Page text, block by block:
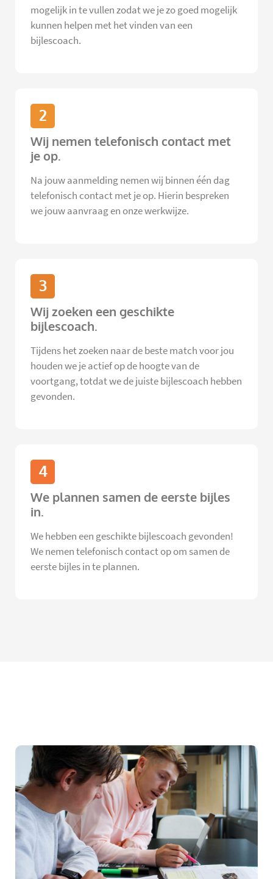
mogelijk in te vullen zodat we je zo goed mogelijk
kunnen helpen met het vinden van een
bijlescoach.
2
Wij nemen telefonisch contact met
je op.
Na jouw aanmelding nemen wij binnen één dag
telefonisch contact met je op. Hierin bespreken
we jouw aanvraag en onze werkwijze.
3
Wij zoeken een geschikte
bijlescoach.
Tijdens het zoeken naar de beste match voor jou
houden we je actief op de hoogte van de
voortgang, totdat we de juiste bijlescoach hebben
gevonden.
4
We plannen samen de eerste bijles
in.
We hebben een geschikte bijlescoach gevonden!
We nemen telefonisch contact op om samen de
eerste bijles in te plannen.